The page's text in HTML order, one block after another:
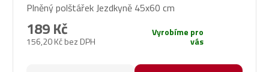
Plněný polštářek Jezdkyně 45x60 cm
156,20 Kč bez DPH
189 Kč Vyrobíme pro
vás